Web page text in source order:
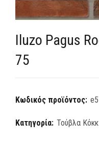
Iluzo Pagus
75
Κωδικός προϊόντος:
Κατηγορία: Τούβλα